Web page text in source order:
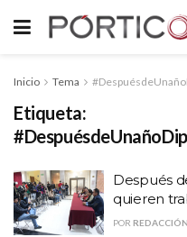
Inicio Tema
Etiqueta:
Después
quieren
POR REDACCIÓN